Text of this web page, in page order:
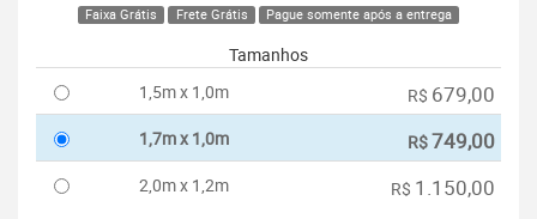
Faixa Grátis Frete Grátis Pague somente após a entrega
Tamanhos
1,5m x 1,0m
R$ 679,00
1,7m x 1,0m R$749,00
2,0m x 1,2m R$ 1.150,00